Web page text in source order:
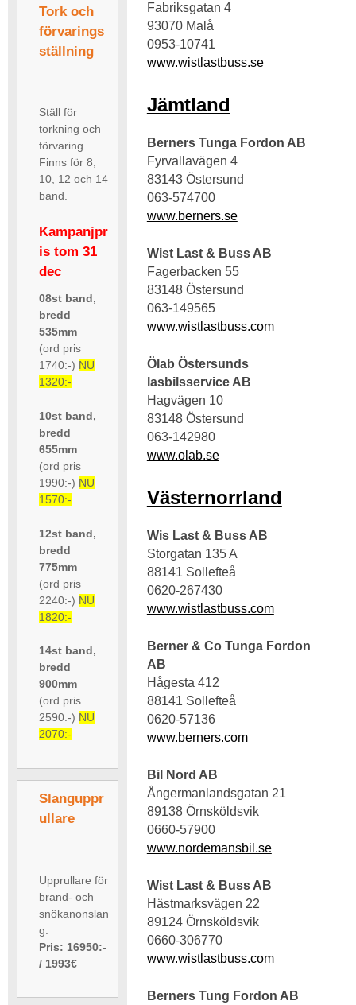
Tork och
förvarings
ställning
Ställ för
torkning och
förvaring.
Finns för 8,
10, 12 och 14
band.
Kampanjpr
is tom 31
dec
08st band,
bredd
535mm
(ord pris
1740:-) NU
1320:-
10st band,
bredd
655mm
(ord pris
1990:-) NU
1570:-
12st band,
bredd
775mm
(ord pris
2240:-) NU
1820:-
14st band,
bredd
900mm
(ord pris
2590:-) NU
2070:-
Slanguppr
ullare
Upprullare för
brand- och
snökanonslan
g.
Pris: 16950:-
/ 1993€
Fabriksgatan 4
93070 Malå
0953-10741
www.wistlastbuss.se
Jämtland
Berners Tunga Fordon AB
Fyrvallavägen 4
83143 Östersund
063-574700
www.berners.se
Wist Last & Buss AB
Fagerbacken 55
83148 Östersund
063-149565
www.wistlastbuss.com
Ölab Östersunds
lasbilsservice AB
Hagvägen 10
83148 Östersund
063-142980
www.olab.se
Västernorrland
Wis Last & Buss AB
Storgatan 135 A
88141 Sollefteå
0620-267430
www.wistlastbuss.com
Berner & Co Tunga Fordon
AB
Hågesta 412
88141 Sollefteå
0620-57136
www.berners.com
Bil Nord AB
Ångermanlandsgatan 21
89138 Örnsköldsvik
0660-57900
www.nordemansbil.se
Wist Last & Buss AB
Hästmarksvägen 22
89124 Örnsköldsvik
0660-306770
www.wistlastbuss.com
Berners Tung Fordon AB